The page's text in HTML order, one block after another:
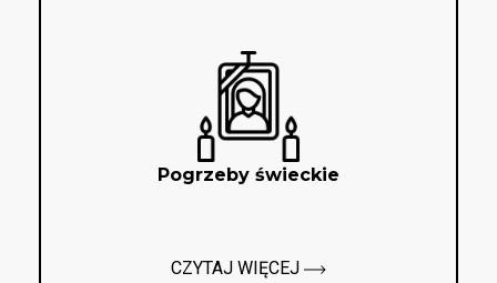
Pogrzeby świeckie
CZYTAJ WIĘCEJ